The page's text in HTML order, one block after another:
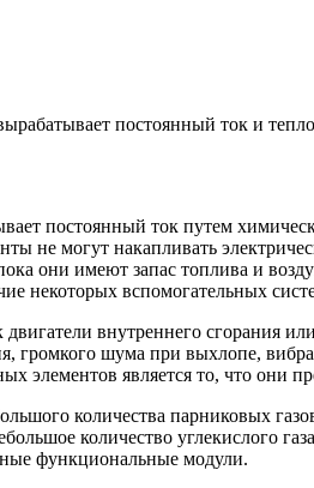
постоянный ток и
постоянный ток путем
не могут накапливать
они имеют запас топлива и
некоторых вспомогательных
двигатели внутреннего
громкого шума при выхлопе,
элементов является то, что они
количества парниковых
количество углекислого
функциональные модули.